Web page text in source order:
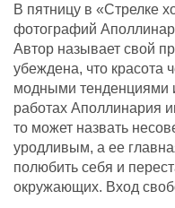
В пятницу в «Стрелке
фотографий
Автор называет свой
убеждена, что красота
модными тенденциями
работах Аполлинария
то может назвать
уродливым, а ее
полюбить себя и
окружающих. Вход